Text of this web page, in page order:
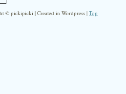
© pickipicki | Created in Wordpress | Top